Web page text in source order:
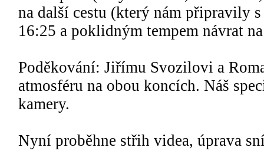
na další cestu (který nám připravily
16:25 a poklidným tempem návrat
Poděkování: Jiřímu Svozilovi a
atmosféru na obou koncích. Náš
kamery.
Nyní proběhne střih videa, úprava